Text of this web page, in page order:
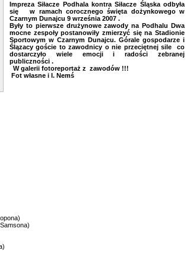
Impreza Siłacze Podhala kontra Siłacze Śląska odbyła
się w ramach corocznego święta dożynkowego w
Czarnym Dunajcu 9 września 2007 .
Były to pierwsze drużynowe zawody na Podhalu Dwa
mocne zespoły postanowiły zmierzyć się na Stadionie
Sportowym w Czarnym Dunajcu. Górale gospodarze i
Ślązacy goście to zawodnicy o nie przeciętnej sile co
dostarczyło wiele emocji i radości zebranej
publiczności .
W galerii fotoreportaż z zawodów !!!
Fot własne i I. Nemś